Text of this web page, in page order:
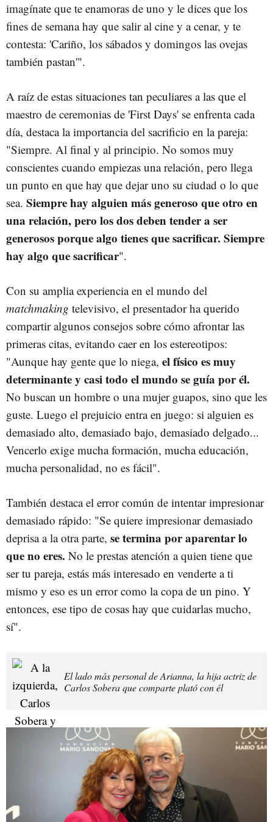
imagínate que te enamoras de uno y le dices que los
fines de semana hay que salir al cine y a cenar, y te
contesta: 'Cariño, los sábados y domingos las ovejas
también pastan'".
A raíz de estas situaciones tan peculiares a las que el
maestro de ceremonias de 'First Days' se enfrenta cada
día, destaca la importancia del sacrificio en la pareja:
"Siempre. Al final y al principio. No somos muy
conscientes cuando empiezas una relación, pero llega
un punto en que hay que dejar uno su ciudad o lo que
sea. Siempre hay alguien más generoso que otro en
una relación, pero los dos deben tender a ser
generosos porque algo tienes que sacrificar. Siempre
hay algo que sacrificar".
Con su amplia experiencia en el mundo del
matchmaking televisivo, el presentador ha querido
compartir algunos consejos sobre cómo afrontar las
primeras citas, evitando caer en los estereotipos:
"Aunque hay gente que lo niega, el físico es muy
determinante y casi todo el mundo se guía por él.
No buscan un hombre o una mujer guapos, sino que les
guste. Luego el prejuicio entra en juego: si alguien es
demasiado alto, demasiado bajo, demasiado delgado...
Vencerlo exige mucha formación, mucha educación,
mucha personalidad, no es fácil".
También destaca el error común de intentar impresionar
demasiado rápido: "Se quiere impresionar demasiado
deprisa a la otra parte, se termina por aparentar lo
que no eres. No le prestas atención a quien tiene que
ser tu pareja, estás más interesado en venderte a ti
mismo y eso es un error como la copa de un pino. Y
entonces, ese tipo de cosas hay que cuidarlas mucho,
sí".
El lado más personal de Arianna, la hija actriz de
Carlos Sobera que comparte plató con él